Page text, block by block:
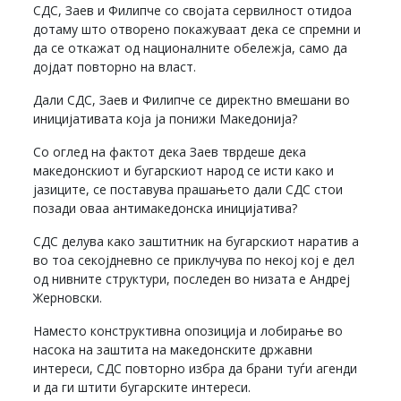
СДС, Заев и Филипче со својата сервилност отидоа
дотаму што отворено покажуваат дека се спремни и
да се откажат од националните обележја, само да
дојдат повторно на власт.
Дали СДС, Заев и Филипче се директно вмешани во
иницијативата која ја понижи Македонија?
Со оглед на фактот дека Заев тврдеше дека
македонскиот и бугарскиот народ се исти како и
јазиците, се поставува прашањето дали СДС стои
позади оваа антимакедонска иницијатива?
СДС делува како заштитник на бугарскиот наратив а
во тоа секојдневно се приклучува по некој кој е дел
од нивните структури, последен во низата е Андреј
Жерновски.
Наместо конструктивна опозиција и лобирање во
насока на заштита на македонските државни
интереси, СДС повторно избра да брани туѓи агенди
и да ги штити бугарските интереси.